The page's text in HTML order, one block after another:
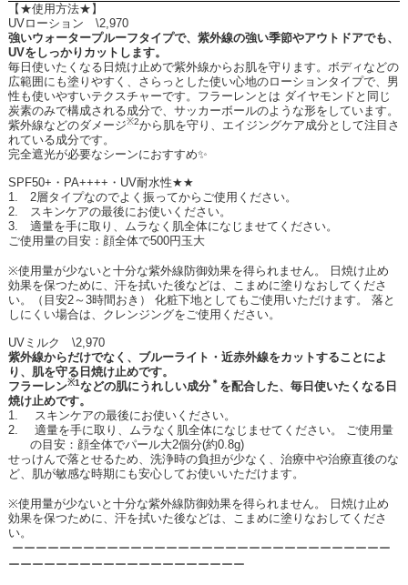
【★使用方法★】
UVローション \2,970
強いウォータープルーフタイプで、紫外線の強い季節やアウトドアでも、
UVをしっかりカットします。
毎日使いたくなる日焼け止めで紫外線からお肌を守ります。ボディなどの
広範囲にも塗りやすく、さらっとした使い心地のローションタイプで、男
性も使いやすいテクスチャーです。フラーレンとは ダイヤモンドと同じ
炭素のみで構成される成分で、サッカーボールのような形をしています。
紫外線などのダメージ※2から肌を守り、エイジングケア成分として注目さ
れている成分です。
完全遮光が必要なシーンにおすすめ✨
SPF50+ ・ PA++++ ・ UV耐水性★★
1.
2層タイプなのでよく振ってからご使用ください。
2.
スキンケアの最後にお使いください。
3.
適量を手に取り、ムラなく肌全体になじませてください。
ご使用量の目安：顔全体で500円玉大
※使用量が少ないと十分な紫外線防御効果を得られません。 日焼け止め
効果を保つために、汗を拭いた後などは、こまめに塗りなおしてくださ
い。（目安2～ 3時間おき） 化粧下地としてもご使用いただけます。 落と
しにくい場合は、クレンジングをご使用ください。
UVミルク \2,970
紫外線からだけでなく、ブルーライト・近赤外線をカットすることによ
り、肌を守る日焼け止めです。
フラーレン※1などの肌にうれしい成分 ＊ を配合した、毎日使いたくなる日
焼け止めです。
1.
スキンケアの最後にお使いください。
2.
適量を手に取り、ムラなく肌全体になじませてください。 ご使用量
の目安：顔全体でパール大2個分(約0.8g)
せっけんで落とせるため、洗浄時の負担が少なく、治療中や治療直後のな
ど、肌が敏感な時期にも安心してお使いいただけます。
※使用量が少ないと十分な紫外線防御効果を得られません。 日焼け止め
効果を保つために、汗を拭いた後などは、こまめに塗りなおしてくださ
い。
ーーーーーーーーーーーーーーーーーーーーーーーーーーーーーーーー
ーーーーーーーーーーーーーーーーーーーー